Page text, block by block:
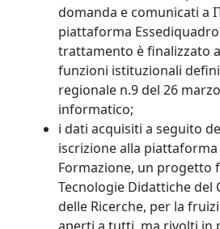
domanda e comunicati a
piattaforma
trattamento è finalizzato
funzioni istituzionali
regionale n.9 del 26
informatico;
i dati acquisiti a seguito
iscrizione alla
Formazione, un progetto
Tecnologie Didattiche del
delle Ricerche, per la